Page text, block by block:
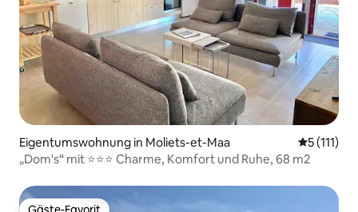
Eigentumswohnung in Moliets-et-Maa
5 (111)
„Dom's“ mit ⭐️⭐️⭐️ Charme, Komfort und Ruhe, 68 m2